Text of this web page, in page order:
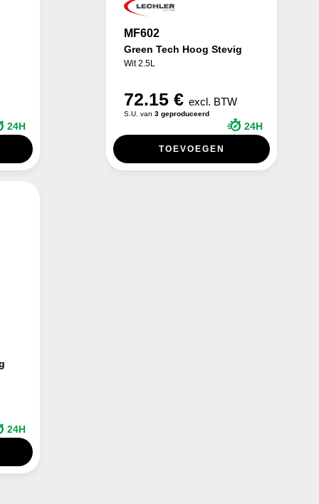
24H
MF602
Green Tech Hoog Stevig
Wit 2.5L
72.15 €excl. BTW
S.U. van3 geproduceerd
24H
TOEVOEGEN
24H